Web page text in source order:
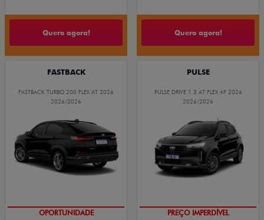
Quero agora! Quero agora!
FASTBACK
FASTBACK TURBO 200 FLEX AT 2026
2026/2026
OPORTUNIDADE
PULSE
PULSE DRIVE 1.3 AT FLEX 4P 2026
2026/2026
O SUV AUTOMÁTICO MAIS
BARATO DO BRASIL